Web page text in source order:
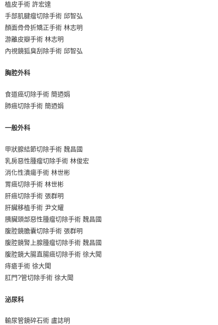
植皮手術 許宏達
手部肌腱瘤切除手術 邱智弘
顏面骨骨折矯正手術 林志明
游離皮瓣手術 林志明
內視鏡狐臭刮除手術 邱智弘
胸腔外科
食道癌切除手術 簡迺娟
肺癌切除手術 簡迺娟
一般外科
甲狀腺結節切除手術 魏昌國
乳房惡性腫瘤切除手術 林俊宏
消化性潰瘍手術 林世彬
胃癌切除手術 林世彬
肝癌切除手術 張群明
肝臟移植手術 尹文耀
胰臟頭部惡性腫瘤切除手術 魏昌國
腹腔鏡膽囊切除手術 張群明
腹腔鏡腎上腺腫瘤切除手術 魏昌國
腹腔鏡大腸直腸癌切除手術 徐大聞
痔瘡手術 徐大聞
肛門?管切除手術 徐大聞
泌尿科
輸尿管鏡碎石術 盧誌明